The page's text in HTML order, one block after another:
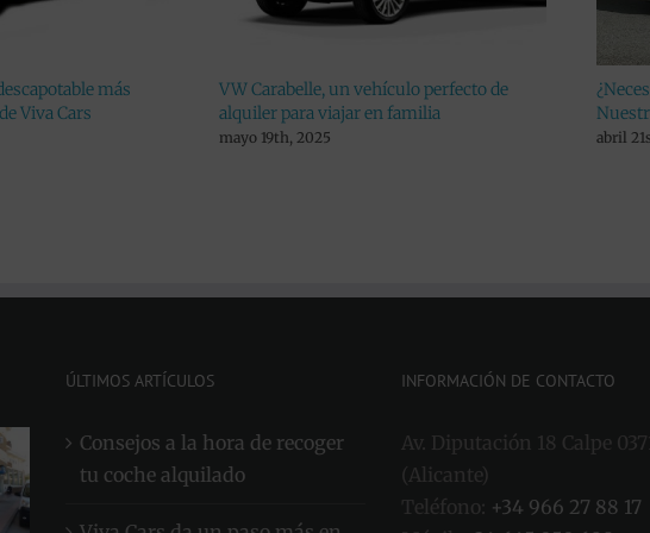
VW Carabelle, un vehículo perfecto de
alquiler para viajar en familia
¿Necesitas alquilar un coche
Nuestro preferido es el Kia Picanto
ÚLTIMOS ARTÍCULOS
Consejos a la hora de recoger
tu coche alquilado
INFORMACIÓN DE CONTACTO
Av. Diputación 18 Calpe
(Alicante)
Teléfono: +34 966 27 88 17